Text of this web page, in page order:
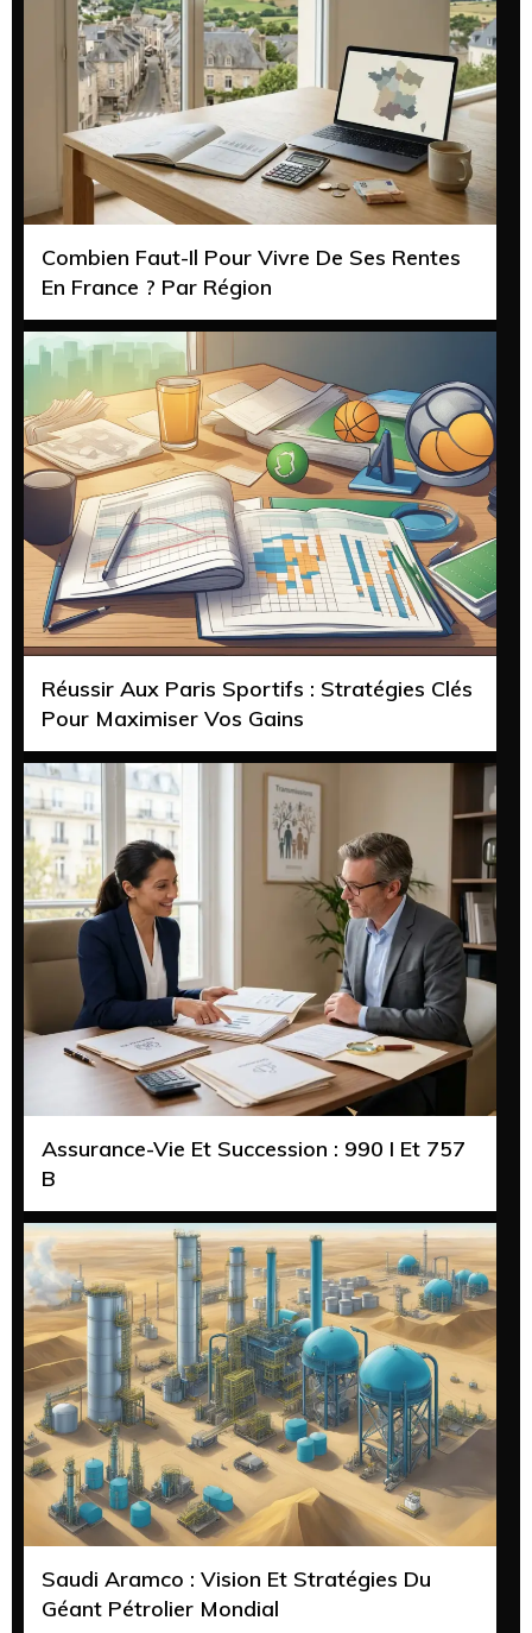
Combien Faut-Il Pour Vivre De Ses Rentes
En France ? Par Région
Réussir Aux Paris Sportifs : Stratégies Clés
Pour Maximiser Vos Gains
Assurance-Vie Et Succession : 990 I Et 757
B
Saudi Aramco : Vision Et Stratégies Du
Géant Pétrolier Mondial